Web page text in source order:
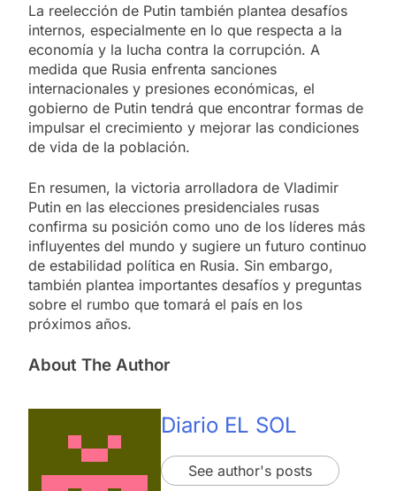
La reelección de Putin también plantea desafíos
internos, especialmente en lo que respecta a la
economía y la lucha contra la corrupción. A
medida que Rusia enfrenta sanciones
internacionales y presiones económicas, el
gobierno de Putin tendrá que encontrar formas de
impulsar el crecimiento y mejorar las condiciones
de vida de la población.
En resumen, la victoria arrolladora de Vladimir
Putin en las elecciones presidenciales rusas
confirma su posición como uno de los líderes más
influyentes del mundo y sugiere un futuro continuo
de estabilidad política en Rusia. Sin embargo,
también plantea importantes desafíos y preguntas
sobre el rumbo que tomará el país en los
próximos años.
About The Author
Diario EL SOL
See author's posts